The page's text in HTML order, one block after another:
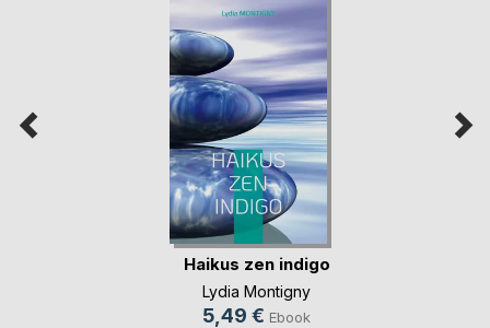
Haikus zen indigo
Lydia Montigny
5,49 € Ebook